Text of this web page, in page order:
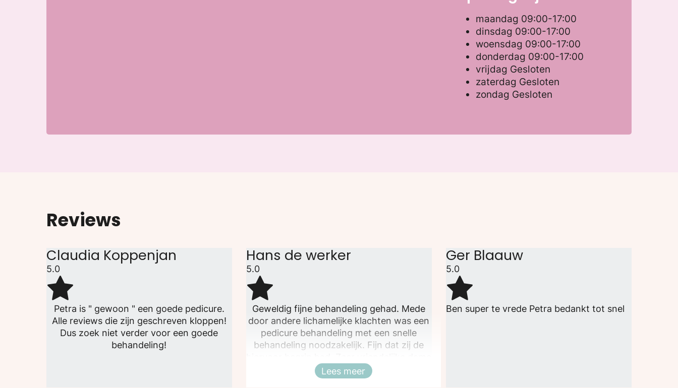
maandag 09:00-17:00
dinsdag 09:00-17:00
woensdag 09:00-17:00
donderdag 09:00-17:00
vrijdag Gesloten
zaterdag Gesloten
zondag Gesloten
Reviews
Claudia Koppenjan
5.0
Petra is " gewoon " een goede pedicure.
Alle reviews die zijn geschreven kloppen!
Dus zoek niet verder voor een goede
behandeling!
Hans de werker
5.0
Geweldig fijne behandeling gehad. Mede
door andere lichamelijke klachten was een
pedicure behandeling met een snelle
behandeling noodzakelijk. Fijn dat zij de
adequaat behandeld en heb direct een
vervolg afspraak gemaakt. Super gewoon.
Sluiten
Lees meer
Ger Blaauw
5.0
Ben super te vrede Petra bedankt tot snel